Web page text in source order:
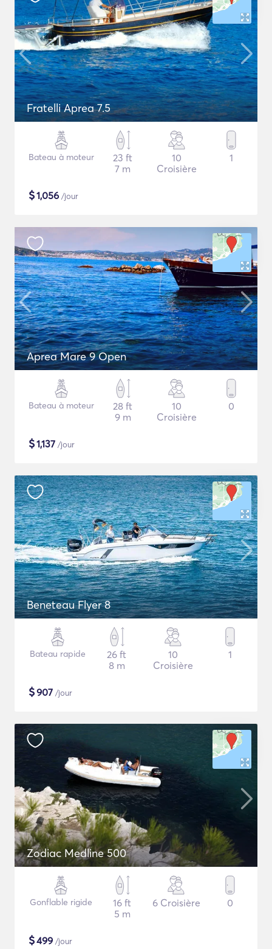
Fratelli Aprea 7.5
Bateau à moteur
23 ft
7 m
10
Croisière
1
$1,056 /jour
Aprea Mare 9 Open
Bateau à moteur
28 ft
9 m
10
Croisière
0
$1,137 /jour
Beneteau Flyer 8
Bateau rapide
26 ft
8 m
10
Croisière
1
$907 /jour
Zodiac Medline 500
Gonflable rigide
16 ft
5 m
6 Croisière 0
$499 /jour